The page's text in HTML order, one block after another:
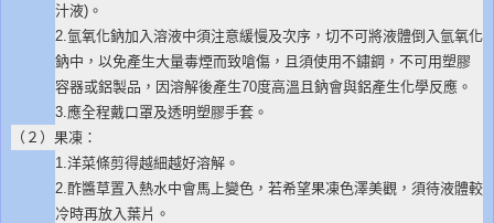
汁液)。
2.氫氧化鈉加入溶液中須注意緩慢及次序，切不可將液體倒入氫氧化
鈉中，以免產生大量毒煙而致嗆傷，且須使用不鏽鋼，不可用塑膠
容器或鋁製品，因溶解後產生70度高溫且鈉會與鋁產生化學反應。
3.應全程戴口罩及透明塑膠手套。
（２）果凍：
1.洋菜條剪得越細越好溶解。
2.酢醬草置入熱水中會馬上變色，若希望果凍色澤美觀，須待液體較
冷時再放入葉片。